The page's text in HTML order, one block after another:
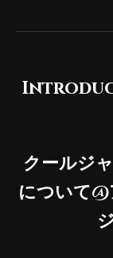
【CEO登壇】「
ンツの海外Online出版」につい